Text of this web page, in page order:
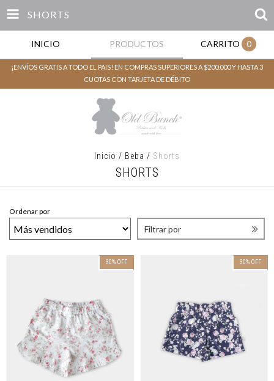
SHORTS
INICIO PRODUCTOS CARRITO 0
¡ENVÍOS GRATIS A TODO EL PAIS! EN COMPRAS SUPERIORES A $200.000 Y HASTA 3
CUOTAS CON TARJETA DE DÉBITO
Inicio / Beba / Shorts
SHORTS
Ordenar por
Filtrar por
30% OFF 30% OFF